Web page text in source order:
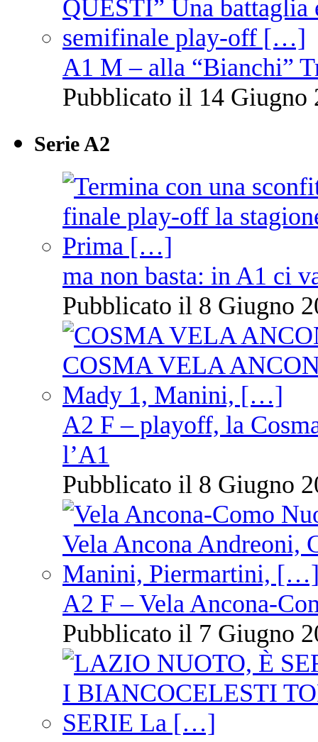
A1 M – alla “Bianchi”
Pubblicato il 14 Giugno
Serie A2
ma non basta: in A1 ci
Pubblicato il 8 Giugno
A2 F – playoff, la
l’A1
Pubblicato il 8 Giugno
A2 F – Vela Ancona-
Pubblicato il 7 Giugno